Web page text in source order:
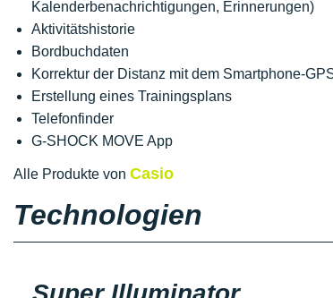
Kalenderbenachrichtigungen, Erinnerungen)
Aktivitätshistorie
Bordbuchdaten
Korrektur der Distanz mit dem Smartphone-
Erstellung eines Trainingsplans
Telefonfinder
G-SHOCK MOVE App
Alle Produkte von Casio
Technologien